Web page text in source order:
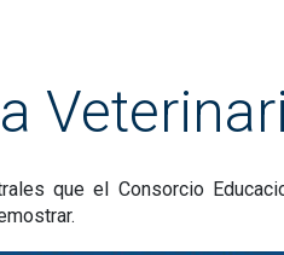
que el Consorcio